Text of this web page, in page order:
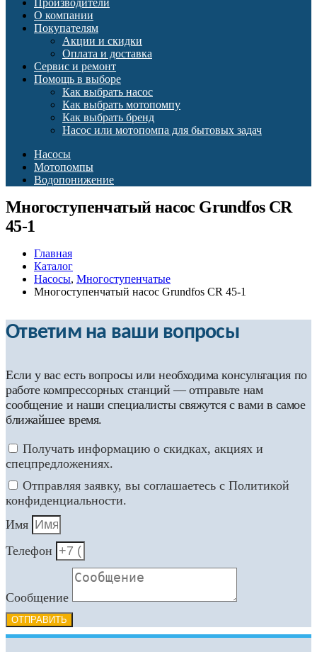
О компании
Покупателям
Акции и скидки
Оплата и доставка
Сервис и ремонт
Помощь в выборе
Как выбрать насос
Как выбрать мотопомпу
Как выбрать бренд
Насос или мотопомпа для бытовых задач
Насосы
Мотопомпы
Водопонижение
Многоступенчатый насос Grundfos CR
45-1
Главная
Каталог
Насосы, Многоступенчатые
Многоступенчатый насос Grundfos CR 45-1
Ответим на ваши вопросы
Если у вас есть вопросы или необходима консультация по
работе компрессорных станций — отправьте нам
сообщение и наши специалисты свяжутся с вами в самое
ближайшее время.
Получать информацию о скидках, акциях и
спецпредложениях.
Отправляя заявку, вы соглашаетесь с Политикой
конфиденциальности.
Имя
Телефон
Сообщение
ОТПРАВИТЬ